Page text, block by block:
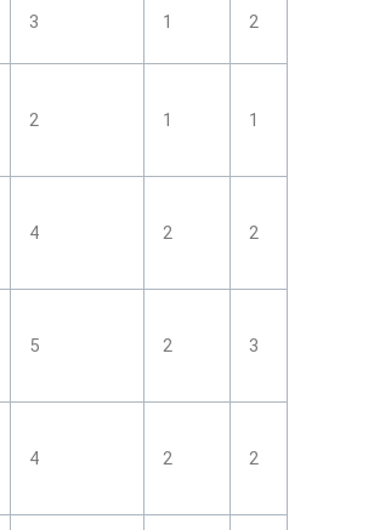
3 1 2
2 1 1
4 2 2
5 2 3
4 2 2